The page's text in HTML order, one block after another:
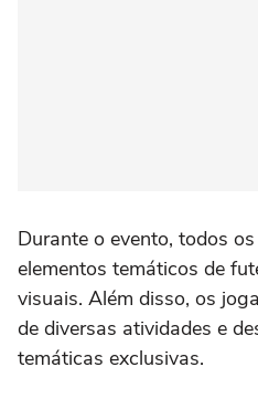
Durante o evento, todos
elementos temáticos de
visuais. Além disso, os
de diversas atividades e
temáticas exclusivas.